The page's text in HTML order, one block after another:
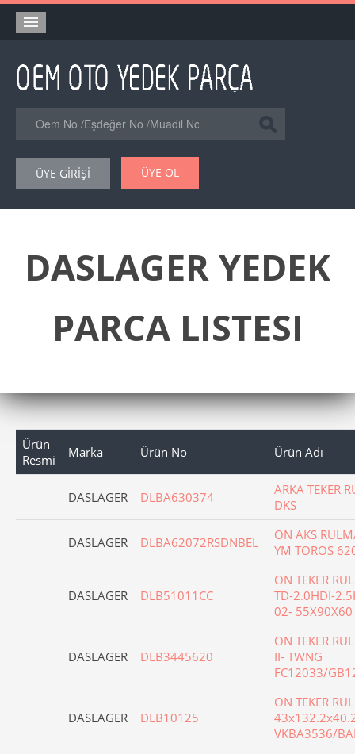
Orjinal Yedek Parça
Eşdeğer Muadil Yedek Parça
Şase Numarası VIN Yedekparça Sorgulama
Hakkımızda
Forum
ÜYE GİRİŞİ ÜYE OL
DASLAGER YEDEK
PARCA LISTESI
Ürün
Resmi
Marka Ürün No Ürün Adı
DASLAGER DLBA630374
ARKA TEKER
DKS
DASLAGER DLBA62072RSDNBEL
ON AKS
YM TOROS
DASLAGER DLB51011CC
ON TEKER
TD-2.0HDI-
02- 55X90X60
DASLAGER DLB3445620
ON TEKER
II- TWNG
FC12033/
DASLAGER DLB10125
ON TEKER
VKBA3536/